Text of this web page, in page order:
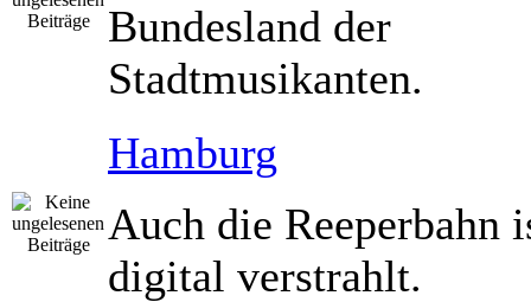
Bundesland der
Stadtmusikanten.
Hamburg
Auch die Reeperbahn
digital verstrahlt.